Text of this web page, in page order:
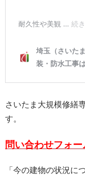
さいたま大規模修繕
す。
問い合わせフォ
「今の建物の状況に